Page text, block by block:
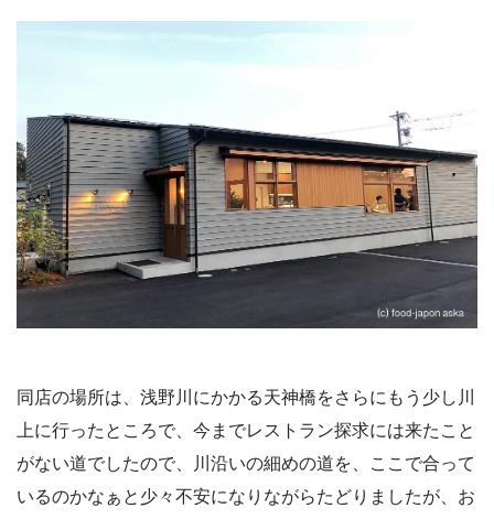
同店の場所は、浅野川にかかる天神橋をさらにもう少し川
上に行ったところで、今までレストラン探求には来たこと
がない道でしたので、川沿いの細めの道を、ここで合って
いるのかなぁと少々不安になりながらたどりましたが、お